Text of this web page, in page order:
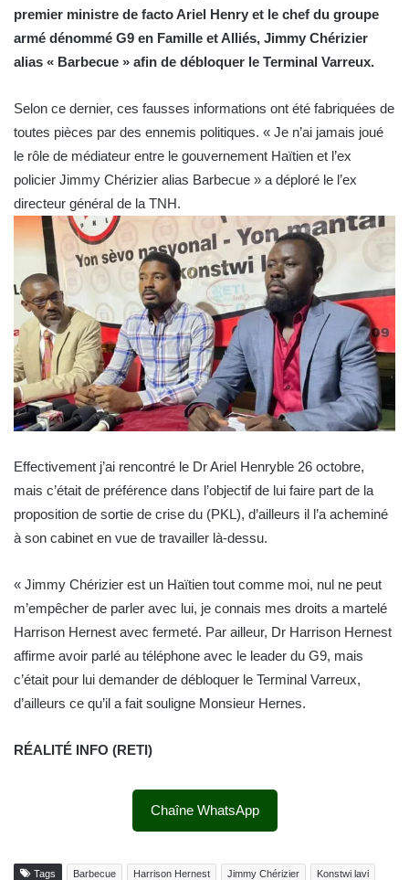
premier ministre de facto Ariel Henry et le chef du groupe
armé dénommé G9 en Famille et Alliés, Jimmy Chérizier
alias « Barbecue » afin de débloquer le Terminal Varreux.
Selon ce dernier, ces fausses informations ont été fabriquées de
toutes pièces par des ennemis politiques. « Je n’ai jamais joué
le rôle de médiateur entre le gouvernement Haïtien et l’ex
policier Jimmy Chérizier alias Barbecue » a déploré le l’ex
directeur général de la TNH.
Effectivement j’ai rencontré le Dr Ariel Henryble 26 octobre,
mais c’était de préférence dans l’objectif de lui faire part de la
proposition de sortie de crise du (PKL), d’ailleurs il l’a acheminé
à son cabinet en vue de travailler là-dessu.
« Jimmy Chérizier est un Haïtien tout comme moi, nul ne peut
m’empêcher de parler avec lui, je connais mes droits a martelé
Harrison Hernest avec fermeté. Par ailleur, Dr Harrison Hernest
affirme avoir parlé au téléphone avec le leader du G9, mais
c’était pour lui demander de débloquer le Terminal Varreux,
d’ailleurs ce qu’il a fait souligne Monsieur Hernes.
RÉALITÉ INFO (RETI)
Chaîne WhatsApp
Tags Barbecue Harrison Hernest Jimmy Chérizier Konstwi lavi